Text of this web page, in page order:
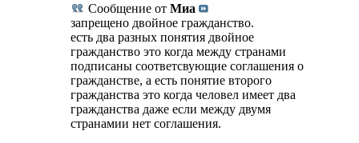
Сообщение от Миа
запрещено двойное гражданство.
есть два разных понятия двойное
гражданство это когда между странами
подписаны соответсвующие соглашения о
гражданстве, а есть понятие второго
гражданства это когда человел имеет два
гражданства даже если между двумя
странамии нет соглашения.